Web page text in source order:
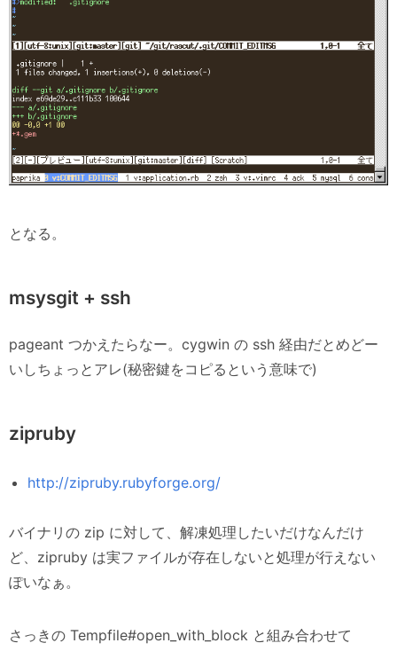
となる。
msysgit + ssh
pageant つかえたらなー。cygwin の ssh 経由だとめどー
いしちょっとアレ(秘密鍵をコピるという意味で)
zipruby
http://zipruby.rubyforge.org/
バイナリの zip に対して、解凍処理したいだけなんだけ
ど、zipruby は実ファイルが存在しないと処理が行えない
ぽいなぁ。
さっきの Tempfile#open_with_block と組み合わせて